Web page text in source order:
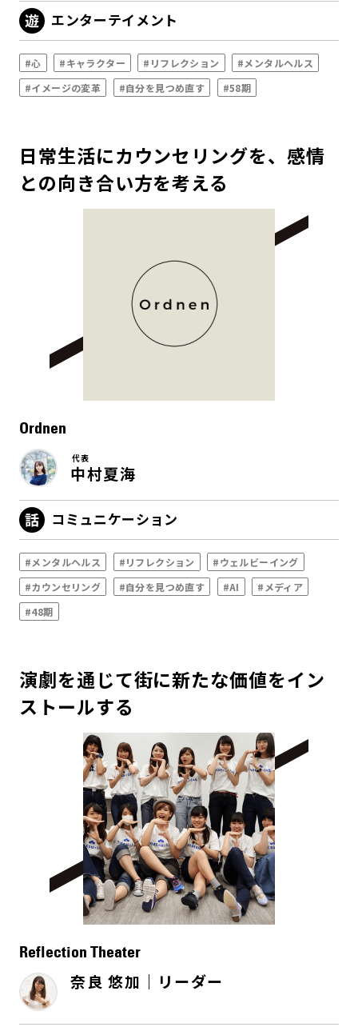
エンターテイメント
#心 #キャラクター #リフレクション
#メンタルヘルス
#イメージの変革
#自分を見つめ直す #58期
日常生活にカウンセリングを、感情
との向き合い方を考える
Ordnen
代表
中村夏海
コミュニケーション
#メンタルヘルス #リフレクション
#ウェルビーイング
#カウンセリング
#自分を見つめ直す #AI
#メディア
#48期
演劇を通じて街に新たな価値をイン
ストールする
Reflection Theater
奈良 悠加｜リーダー